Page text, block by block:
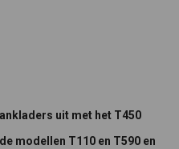
uit met het T450
modellen T110 en T590 en